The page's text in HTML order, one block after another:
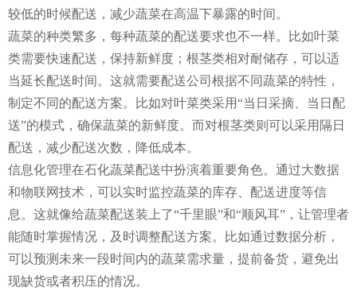
较低的时候配送，减少蔬菜在高温下暴露的时间。
蔬菜的种类繁多，每种蔬菜的配送要求也不一样。比如叶菜
类需要快速配送，保持新鲜度；根茎类相对耐储存，可以适
当延长配送时间。这就需要配送公司根据不同蔬菜的特性，
制定不同的配送方案。比如对叶菜类采用“当日采摘、当日配
送”的模式，确保蔬菜的新鲜度。而对根茎类则可以采用隔日
配送，减少配送次数，降低成本。
信息化管理在石化蔬菜配送中扮演着重要角色。通过大数据
和物联网技术，可以实时监控蔬菜的库存、配送进度等信
息。这就像给蔬菜配送装上了“千里眼”和“顺风耳”，让管理者
能随时掌握情况，及时调整配送方案。比如通过数据分析，
可以预测未来一段时间内的蔬菜需求量，提前备货，避免出
现缺货或者积压的情况。